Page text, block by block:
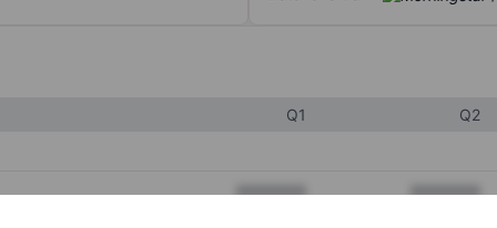
Q1 Q2
XXXXXXX XXXXXXX